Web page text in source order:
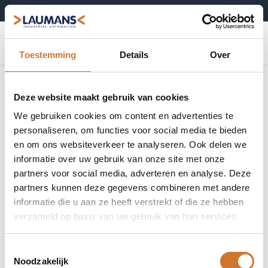
Toestemming Details Over
Deze website maakt gebruik van cookies
We gebruiken cookies om content en advertenties te
personaliseren, om functies voor social media te bieden
en om ons websiteverkeer te analyseren. Ook delen we
informatie over uw gebruik van onze site met onze
partners voor social media, adverteren en analyse. Deze
partners kunnen deze gegevens combineren met andere
informatie die u aan ze heeft verstrekt of die ze hebben
verzameld op basis van uw gebruik van hun services.
Noodzakelijk
0